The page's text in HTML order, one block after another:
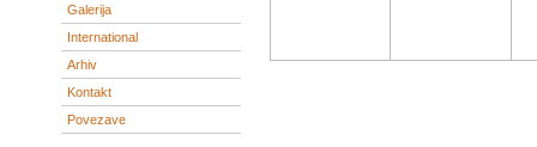
Galerija
International
Arhiv
Kontakt
Povezave